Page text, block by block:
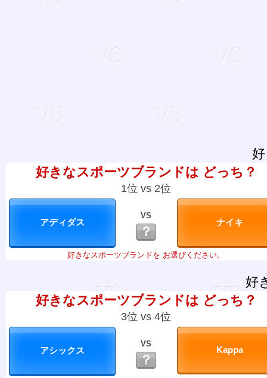
好きなスポーツブランドは どっち？
1位 vs 2位
VS
？
好きなスポーツブランドを お選びください。
好
好きなスポーツブランドは どっち？
3位 vs 4位
VS
？